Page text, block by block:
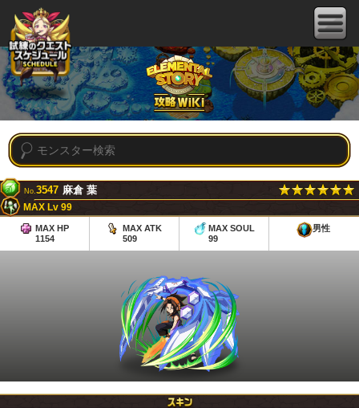
No.3547 麻倉 葉
MAX Lv 99
MAX HP
1154
MAX ATK
509
MAX SOUL
99
男性